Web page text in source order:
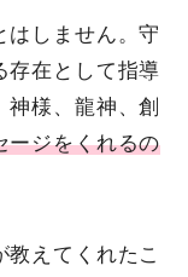
はしません。守
存在として指導
様、龍神、創
ージをくれるの
教えてくれたこ